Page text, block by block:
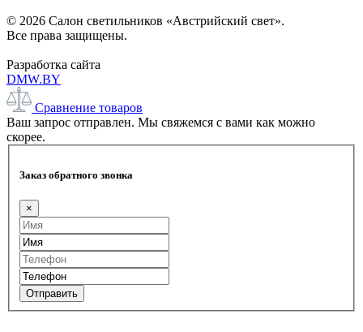
© 2026 Салон светильников «Австрийский свет».
Все права защищены.
Разработка сайта
DMW.BY
Сравнение товаров
Ваш запрос отправлен. Мы свяжемся с вами как можно
скорее.
Заказ обратного звонка
×
Отправить